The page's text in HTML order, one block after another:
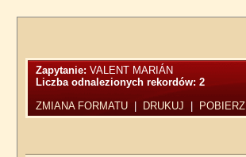
Zapytanie:VALENT MARIÁN
Liczba odnalezionych rekordów:2
ZMIANA FORMATU
DRUKUJ POBIERZ